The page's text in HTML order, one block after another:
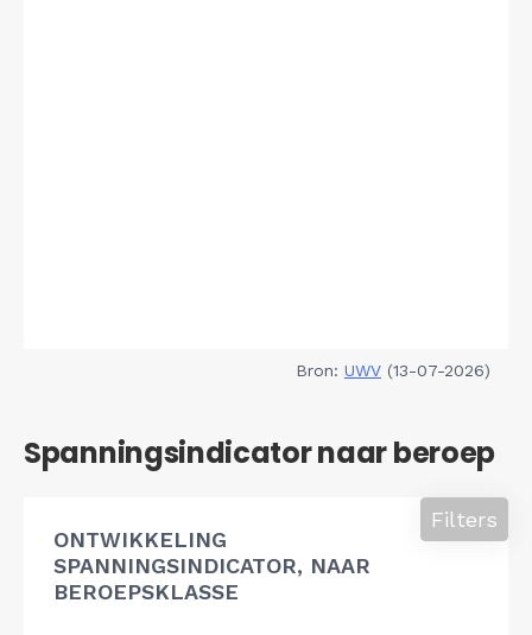
Bron: UWV (13-07-2026)
Spanningsindicator naar beroep
ONTWIKKELING
SPANNINGSINDICATOR, NAAR
BEROEPSKLASSE
Filters